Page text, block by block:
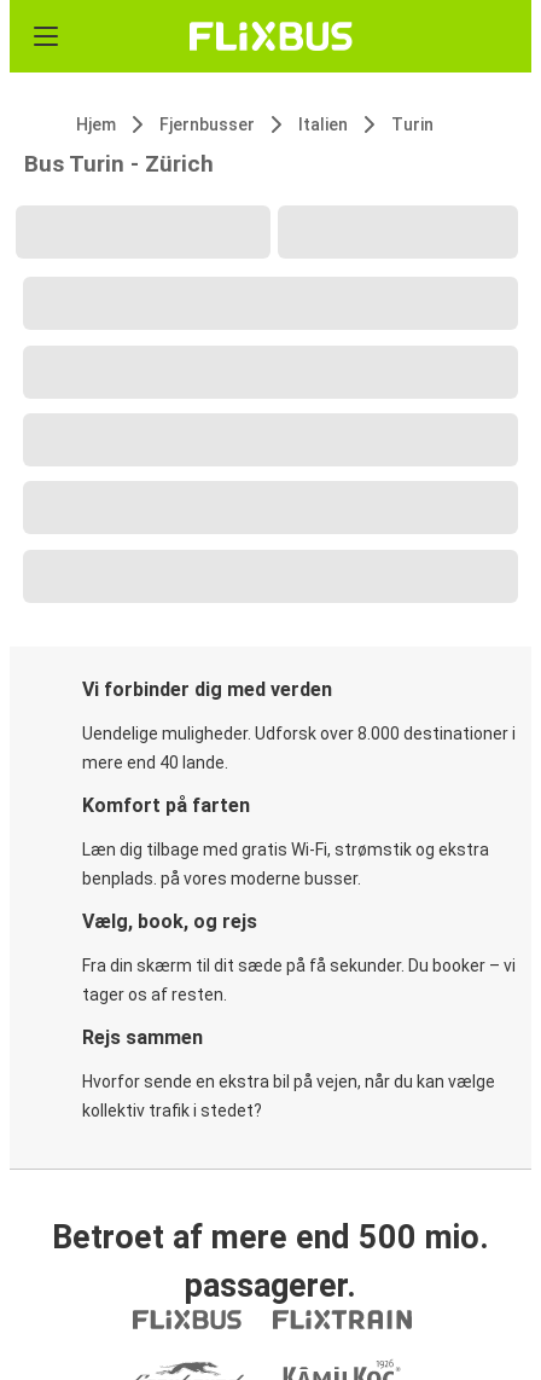
Hjem Fjernbusser Italien Turin
Bus Turin - Zürich
Vi forbinder dig med verden
Uendelige muligheder. Udforsk over 8.000 destinationer i
mere end 40 lande.
Komfort på farten
Læn dig tilbage med gratis Wi-Fi, strømstik og ekstra
benplads. på vores moderne busser.
Vælg, book, og rejs
Fra din skærm til dit sæde på få sekunder. Du booker – vi
tager os af resten.
Rejs sammen
Hvorfor sende en ekstra bil på vejen, når du kan vælge
kollektiv trafik i stedet?
Betroet af mere end 500 mio.
passagerer.